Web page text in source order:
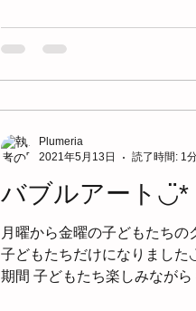
バブルアート◡̈*
月曜から金曜の子どもたち
子どもたちだけになりまし
期間 子どもたち楽しみなが
Plumeria
2021年5月13日
読了時間: 1